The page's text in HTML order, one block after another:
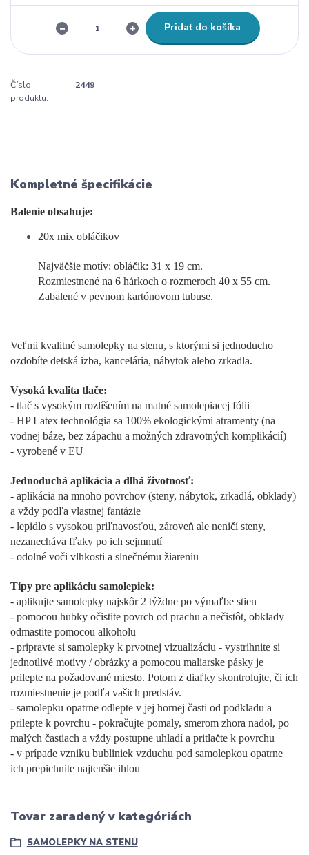
Pridať do košíka
Číslo
produktu:
2449
Kompletné špecifikácie
Balenie obsahuje:
20x mix obláčikov
Najväčšie motív: obláčik: 31 x 19 cm.
Rozmiestnené na 6 hárkoch o rozmeroch 40 x 55 cm.
Zabalené v pevnom kartónovom tubuse.
Veľmi kvalitné samolepky na stenu, s ktorými si jednoducho
ozdobíte detská izba, kancelária, nábytok alebo zrkadla.
Vysoká kvalita tlače:
- tlač s vysokým rozlíšením na matné samolepiacej fólii
- HP Latex technológia sa 100% ekologickými atramenty (na
vodnej báze, bez zápachu a možných zdravotných komplikácií)
- vyrobené v EU
Jednoduchá aplikácia a dlhá životnosť:
- aplikácia na mnoho povrchov (steny, nábytok, zrkadlá, obklady)
a vždy podľa vlastnej fantázie
- lepidlo s vysokou priľnavosťou, zároveň ale neničí steny,
nezanecháva fľaky po ich sejmnutí
- odolné voči vlhkosti a slnečnému žiareniu
Tipy pre aplikáciu samolepiek:
- aplikujte samolepky najskôr 2 týždne po výmaľbe stien
- pomocou hubky očistite povrch od prachu a nečistôt, obklady
odmastite pomocou alkoholu
- pripravte si samolepky k prvotnej vizualizáciu - vystrihnite si
jednotlivé motívy / obrázky a pomocou maliarske pásky je
prilepte na požadované miesto. Potom z diaľky skontrolujte, či ich
rozmiestnenie je podľa vašich predstáv.
- samolepku opatrne odlepte v jej hornej časti od podkladu a
prilepte k povrchu - pokračujte pomaly, smerom zhora nadol, po
malých častiach a vždy postupne uhladí a pritlačte k povrchu
- v prípade vzniku bubliniek vzduchu pod samolepkou opatrne
ich prepichnite najtenšie ihlou
Tovar zaradený v kategóriách
SAMOLEPKY NA STENU